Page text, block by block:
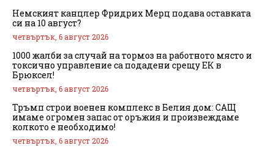
Немският канцлер Фридрих Мерц подава оставката
си на 10 август?
четвъртък, 6 август 2026
1000 жалби за случай на тормоз на работното място и
токсично управление са подадени срещу ЕК в
Брюксел!
четвъртък, 6 август 2026
Тръмп строи военен комплекс в Белия дом: САЩ
имаме огромен запас от оръжия и произвеждаме
колкото е необходимо!
четвъртък, 6 август 2026